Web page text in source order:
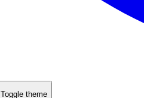
Toggle theme